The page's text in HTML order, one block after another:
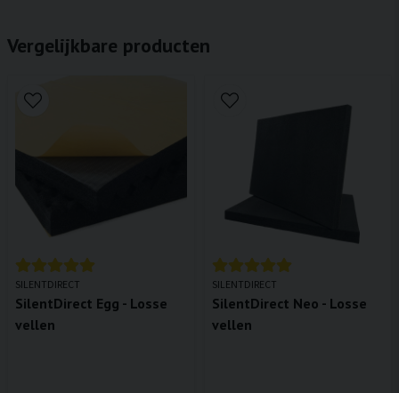
Vergelijkbare producten
SILENTDIRECT
SilentDirect Egg - Losse
vellen
SILENTDIRECT
SilentDirect Neo - Losse
vellen